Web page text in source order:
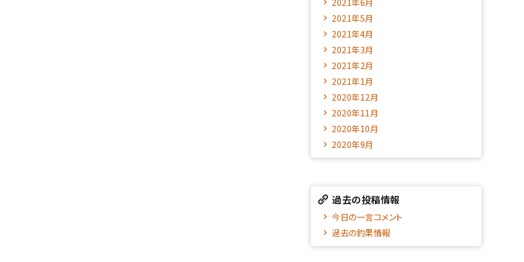
2021年5月
2021年4月
2021年3月
2021年2月
2021年1月
2020年12月
2020年11月
2020年10月
2020年9月
過去の投稿情報
今日の一言コメント
過去の釣果情報